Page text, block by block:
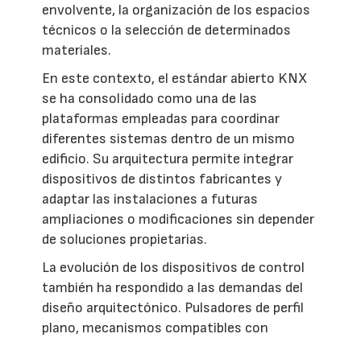
envolvente, la organización de los espacios
técnicos o la selección de determinados
materiales.
En este contexto, el estándar abierto KNX
se ha consolidado como una de las
plataformas empleadas para coordinar
diferentes sistemas dentro de un mismo
edificio. Su arquitectura permite integrar
dispositivos de distintos fabricantes y
adaptar las instalaciones a futuras
ampliaciones o modificaciones sin depender
de soluciones propietarias.
La evolución de los dispositivos de control
también ha respondido a las demandas del
diseño arquitectónico. Pulsadores de perfil
plano, mecanismos compatibles con